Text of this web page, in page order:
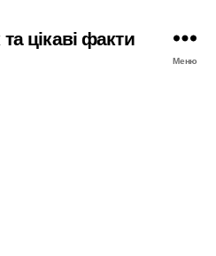
цікаві факти
Меню